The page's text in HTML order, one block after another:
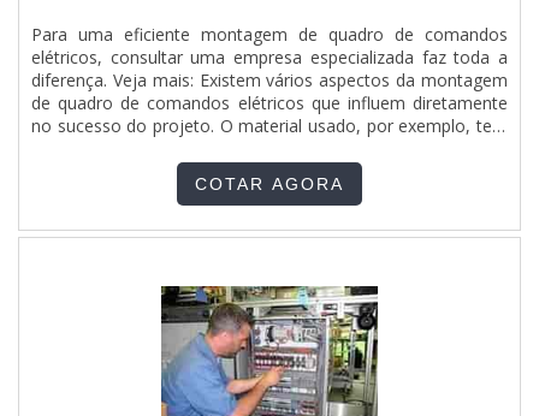
Para uma eficiente montagem de quadro de comandos
elétricos, consultar uma empresa especializada faz toda a
diferença. Veja mais: Existem vários aspectos da montagem
de quadro de comandos elétricos que influem diretamente
no sucesso do projeto. O material usado, por exemplo, tem
de comando. Indispensável em indústrias e instalações
modernas de vários tipos, o quadro de comando é desti...
COTAR AGORA